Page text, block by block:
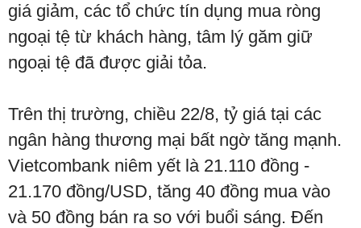
giá giảm, các tổ chức tín dụng mua ròng
ngoại tệ từ khách hàng, tâm lý găm giữ
ngoại tệ đã được giải tỏa.
Trên thị trường, chiều 22/8, tỷ giá tại các
ngân hàng thương mại bất ngờ tăng mạnh.
Vietcombank niêm yết là 21.110 đồng -
21.170 đồng/USD, tăng 40 đồng mua vào
và 50 đồng bán ra so với buổi sáng. Đến